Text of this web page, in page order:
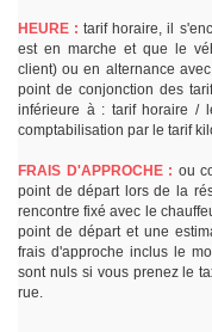
HEURE : tarif horaire, il
est en marche et que le
client) ou en alternance
point de conjonction des
inférieure à : tarif horaire /
comptabilisation par le tarif
FRAIS D'APPROCHE : ou
point de départ lors de la
rencontre fixé avec le
point de départ et une
frais d'approche inclus le
sont nuls si vous prenez le
rue.